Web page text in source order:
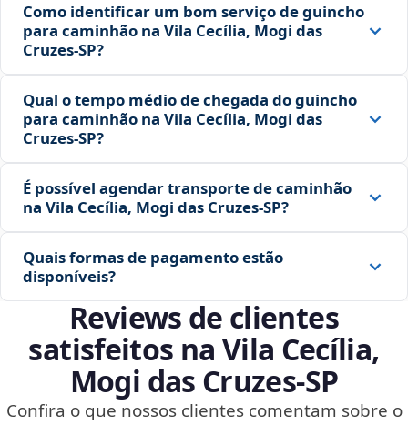
Como identificar um bom serviço de guincho
para caminhão na Vila Cecília, Mogi das
Cruzes‑SP?
Qual o tempo médio de chegada do guincho
para caminhão na Vila Cecília, Mogi das
Cruzes‑SP?
É possível agendar transporte de caminhão
na Vila Cecília, Mogi das Cruzes‑SP?
Quais formas de pagamento estão
disponíveis?
Reviews de clientes
satisfeitos na Vila Cecília,
Mogi das Cruzes‑SP
Confira o que nossos clientes comentam sobre o